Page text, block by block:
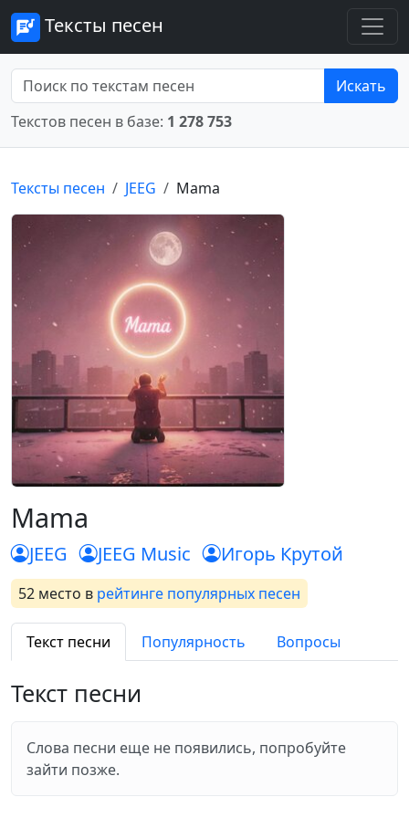
Тексты песен
Искать
Текстов песен в базе: 1 278 753
Тексты песен JEEG Mama
Mama
JEEG JEEG Music Игорь Крутой
52 место в рейтинге популярных песен
Текст песни Популярность Вопросы
Текст песни
Слова песни еще не появились, попробуйте
зайти позже.